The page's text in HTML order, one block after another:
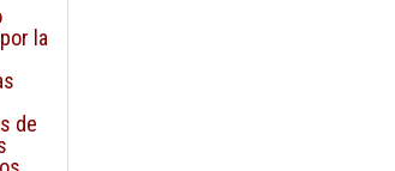
la
de